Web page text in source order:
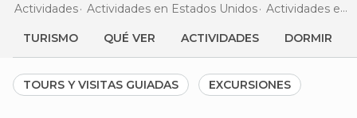
Actividades Actividades en Estados Unidos Actividades en Florida
TURISMO QUÉ VER ACTIVIDADES DORMIR
TOURS Y VISITAS GUIADAS EXCURSIONES